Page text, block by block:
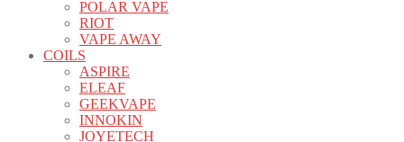
POLAR VAPE
RIOT
VAPE AWAY
COILS
ASPIRE
ELEAF
GEEKVAPE
INNOKIN
JOYETECH